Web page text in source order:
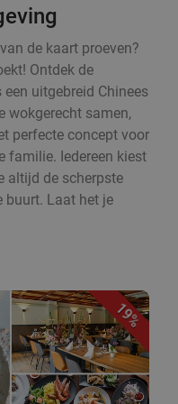
de kaart proeven?
Ontdek de
uitgebreid Chinees
wokgerecht samen,
perfecte concept voor
familie. Iedereen kiest
altijd de scherpste
buurt. Laat het je
19%